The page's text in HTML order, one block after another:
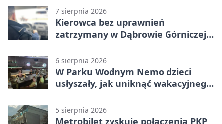
7 sierpnia 2026
Kierowca bez uprawnień
zatrzymany w Dąbrowie Górniczej.
6 sierpnia 2026
W Parku Wodnym Nemo dzieci
usłyszały, jak uniknąć wakacyjnego
5 sierpnia 2026
Metrobilet zyskuje połączenia PKP